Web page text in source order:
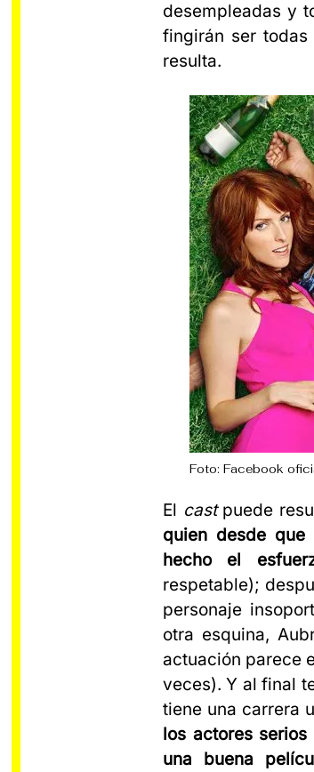
desempleadas y
fingirán ser
resulta.
Foto: Facebook
El castpuede
quien desde
hecho el
respetable);
personaje
otra esquina,
actuación parece
veces). Y al final
tiene una carrera
los actores
una buena